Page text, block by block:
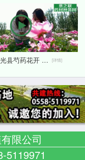
河北：东光县芍药花开 农旅融合引客来 [详情]
限公司
5119971